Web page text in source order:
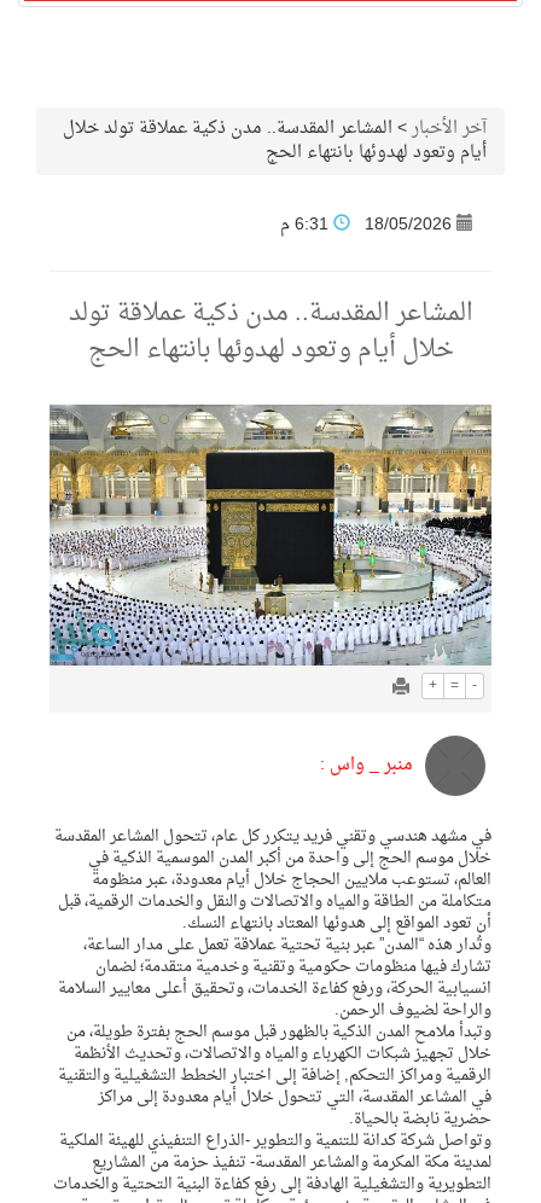
آخر الأخبار>المشاعر المقدسة.. مدن ذكية عملاقة تولد خلال
أيام وتعود لهدوئها بانتهاء الحج
18/05/2026
المشاعر المقدسة.. مدن ذكية عملاقة تولد
خلال أيام وتعود لهدوئها بانتهاء الحج
+ = -
منبر _ واس :
في مشهد هندسي وتقني فريد يتكرر كل عام، تتحول المشاعر المقدسة
خلال موسم الحج إلى واحدة من أكبر المدن الموسمية الذكية في
العالم، تستوعب ملايين الحجاج خلال أيام معدودة، عبر منظومة
متكاملة من الطاقة والمياه والاتصالات والنقل والخدمات الرقمية، قبل
أن تعود المواقع إلى هدوئها المعتاد بانتهاء النسك.
وتُدار هذه “المدن” عبر بنية تحتية عملاقة تعمل على مدار الساعة،
تشارك فيها منظومات حكومية وتقنية وخدمية متقدمة؛ لضمان
انسيابية الحركة، ورفع كفاءة الخدمات، وتحقيق أعلى معايير السلامة
والراحة لضيوف الرحمن.
وتبدأ ملامح المدن الذكية بالظهور قبل موسم الحج بفترة طويلة، من
خلال تجهيز شبكات الكهرباء والمياه والاتصالات، وتحديث الأنظمة
الرقمية ومراكز التحكم, إضافة إلى اختبار الخطط التشغيلية والتقنية
في المشاعر المقدسة، التي تتحول خلال أيام معدودة إلى مراكز
حضرية نابضة بالحياة.
وتواصل شركة كدانة للتنمية والتطوير -الذراع التنفيذي للهيئة الملكية
لمدينة مكة المكرمة والمشاعر المقدسة- تنفيذ حزمة من المشاريع
التطويرية والتشغيلية الهادفة إلى رفع كفاءة البنية التحتية والخدمات